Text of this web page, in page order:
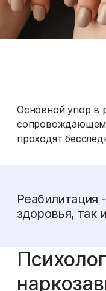
Основной упор в
сопровождающем
проходят
Реабилитация
здоровья, так